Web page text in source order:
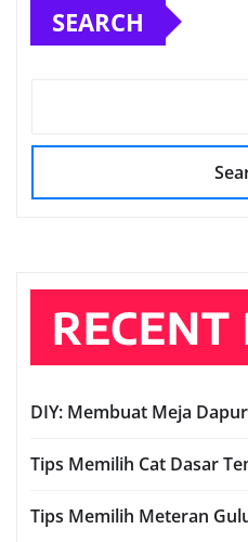
SEARCH
RECENT
DIY: Membuat Meja
Tips Memilih Cat Dasar
Tips Memilih Meteran